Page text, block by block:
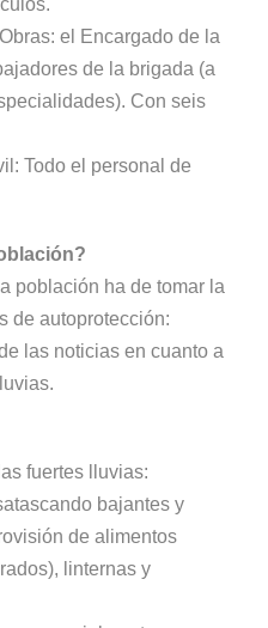
el Encargado de la
de la brigada (a
Con seis
Todo el personal de
población ha de tomar la
de autoprotección:
las noticias en cuanto a
fuertes lluvias:
bajantes y
de alimentos
linternas y